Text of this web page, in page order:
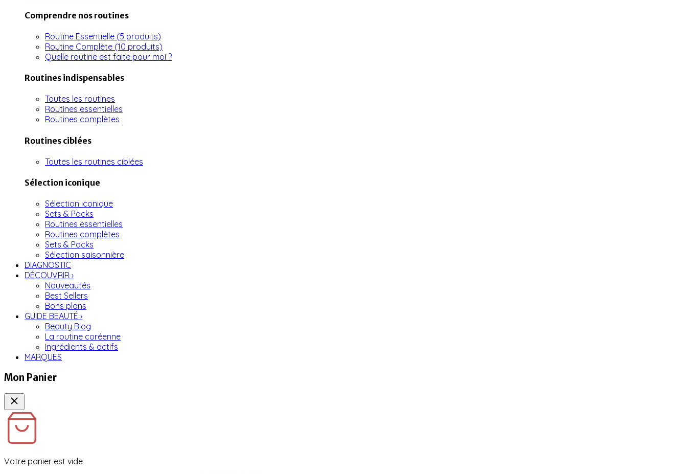
Comprendre nos routines
Routine Essentielle (5 produits)
Routine Complète (10 produits)
Quelle routine est faite pour moi ?
Routines indispensables
Toutes les routines
Routines essentielles
Routines complètes
Routines ciblées
Toutes les routines ciblées
Sélection iconique
Sélection iconique
Sets & Packs
Routines essentielles
Routines complètes
Sets & Packs
Sélection saisonnière
DIAGNOSTIC
DÉCOUVRIR ›
Nouveautés
Best Sellers
Bons plans
GUIDE BEAUTÉ ›
Beauty Blog
La routine coréenne
Ingrédients & actifs
MARQUES
Mon Panier
Votre panier est vide